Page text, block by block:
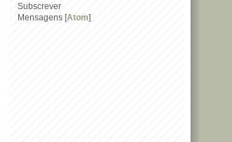
Subscrever
Mensagens [Atom]